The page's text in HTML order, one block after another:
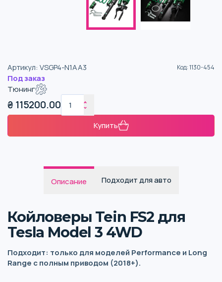
Артикул: VSGP4-N1AA3 Код:1130-454
Под заказ
Тюнинг
₴ 115200.00
Купить
Описание Подходит для авто
Койловеры Tein FS2 для
Tesla Model 3 4WD
Подходит: только для моделей Performance и Long
Range с полным приводом (2018+).